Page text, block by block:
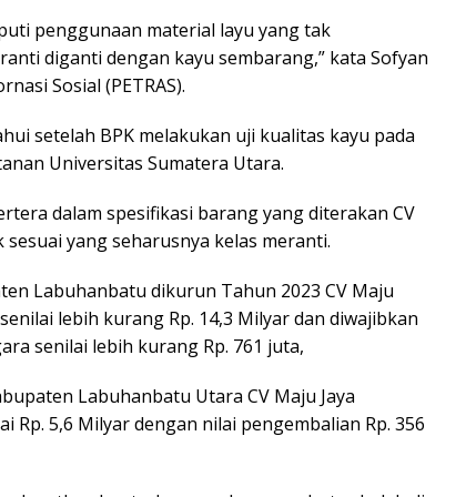
penggunaan material layu yang tak
diganti dengan kayu sembarang,” kata Sofyan
Sosial (PETRAS).
setelah BPK melakukan uji kualitas kayu pada
Universitas Sumatera Utara.
dalam spesifikasi barang yang diterakan CV
yang seharusnya kelas meranti.
Labuhanbatu dikurun Tahun 2023 CV Maju
lebih kurang Rp. 14,3 Milyar dan diwajibkan
senilai lebih kurang Rp. 761 juta,
Labuhanbatu Utara CV Maju Jaya
5,6 Milyar dengan nilai pengembalian Rp. 356